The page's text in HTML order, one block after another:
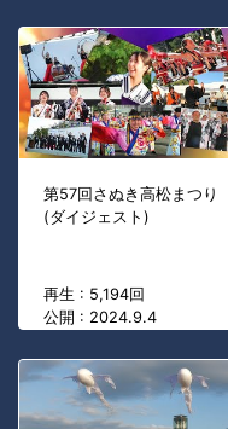
第57回さぬき高松まつり
(ダイジェスト)
再生 : 5,194回
公開 : 2024.9.4